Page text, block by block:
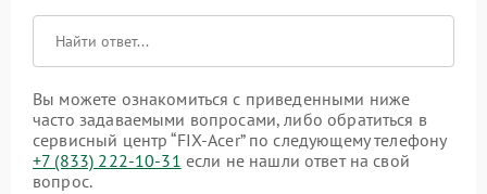
Вы можете ознакомиться с приведенными ниже
часто задаваемыми вопросами, либо обратиться в
сервисный центр “FIX-Acer” по следующему телефону
+7 (833) 222-10-31 если не нашли ответ на свой
вопрос.